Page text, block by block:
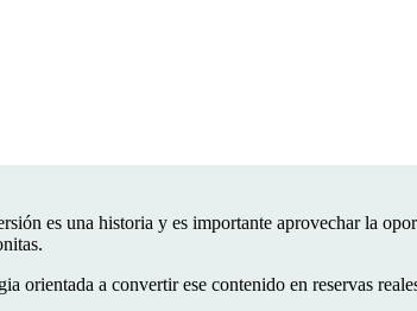
es una historia y es importante aprovechar la
orientada a convertir ese contenido en reservas